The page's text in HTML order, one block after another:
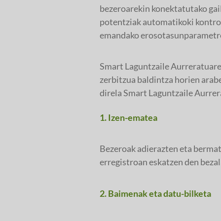
bezeroarekin konektatutako
potentziak automatikoki
emandako
Smart Laguntzaile
zerbitzua baldintza horien
direla Smart Laguntzaile
1. Izen-ematea
Bezeroak adierazten eta
erregistroan eskatzen den
2. Baimenak eta datu-bilketa